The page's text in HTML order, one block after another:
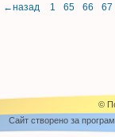
←назад 1 65 66 67
©
Cайт створено за